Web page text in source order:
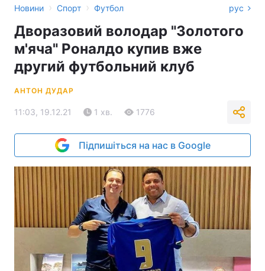
Новини › Спорт › Футбол рус
Дворазовий володар "Золотого
м'яча" Роналдо купив вже
другий футбольний клуб
АНТОН ДУДАР
11:03, 19.12.21 1 хв. 1776
Підпишіться на нас в Google